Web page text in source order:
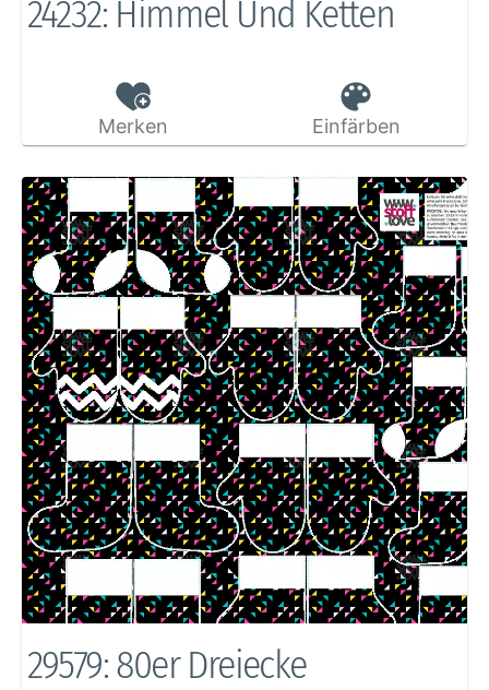
24232: Himmel Und Ketten
Merken Einfärben
29579: 80er Dreiecke